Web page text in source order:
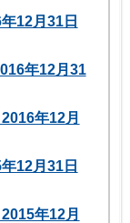
12月31日
年12月31
年12月
12月31日
年12月